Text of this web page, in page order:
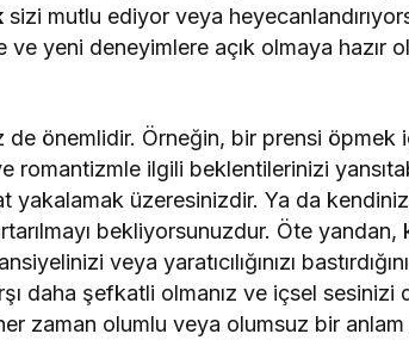
sizi mutlu ediyor veya
yeni deneyimlere açık olmaya hazır
de önemlidir. Örneğin, bir prensi öpmek
romantizmle ilgili beklentilerinizi
yakalamak üzeresinizdir. Ya da
bekliyorsunuzdur. Öte yandan,
veya yaratıcılığınızı
daha şefkatli olmanız ve içsel sesinizi
zaman olumlu veya olumsuz bir anlam